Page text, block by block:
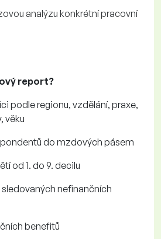
analýzu konkrétní pracovní
report?
podle regionu, vzdělání, praxe,
věku
do mzdových pásem
od 1. do 9. decilu
nefinančních
benefitů